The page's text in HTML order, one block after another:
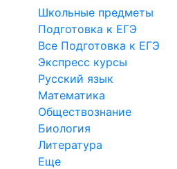
Школьные предметы
Подготовка к ЕГЭ
Все Подготовка к ЕГЭ
Экспресс курсы
Русский язык
Математика
Обществознание
Биология
Литература
Еще